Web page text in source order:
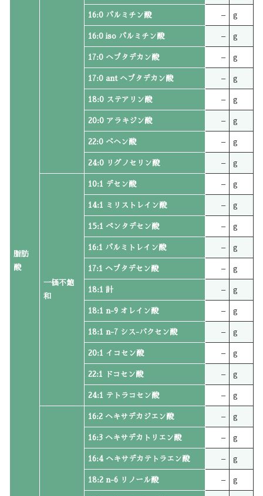
脂肪
酸
16:0 パルミチン酸 – g
16:0 iso パルミチン酸 – g
17:0 ヘプタデカン酸 – g
17:0 ant ヘプタデカン酸 – g
18:0 ステアリン酸 – g
20:0 アラキジン酸 – g
22:0 ベヘン酸 – g
24:0 リグノセリン酸 – g
一価不飽
和
10:1 デセン酸 – g
14:1 ミリストレイン酸 – g
15:1 ペンタデセン酸 – g
16:1 パルミトレイン酸 – g
17:1 ヘプタデセン酸 – g
18:1 計 – g
18:1 n-9 オレイン酸 – g
18:1 n-7 シス-バクセン酸 – g
20:1 イコセン酸 – g
22:1 ドコセン酸 – g
24:1 テトラコセン酸 – g
16:2 ヘキサデカジエン酸 – g
16:3 ヘキサデカトリエン酸 – g
16:4 ヘキサデカテトラエン酸 – g
18:2 n-6 リノール酸 – g